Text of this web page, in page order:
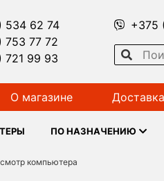
534 62 74
753 77 72
721 99 93
+375
О магазине Доставка
ПО НАЗНАЧЕНИЮ
компьютера